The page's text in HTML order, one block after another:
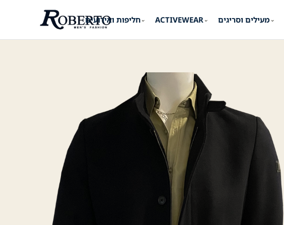
חליפות ואירועים⌄ ACTIVEWEAR ⌄ מעילים וסריגים⌄